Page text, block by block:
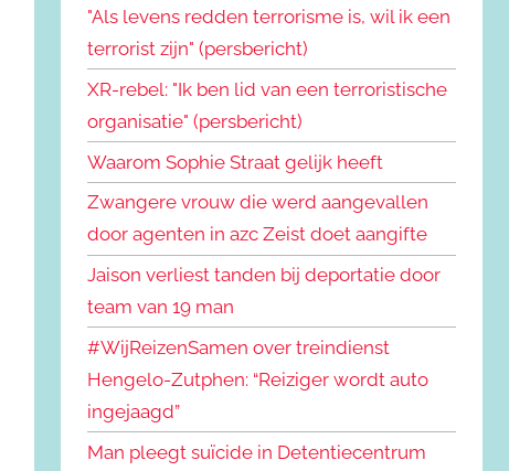
"Als levens redden terrorisme is, wil ik een
terrorist zijn" (persbericht)
XR-rebel: "Ik ben lid van een terroristische
organisatie" (persbericht)
Waarom Sophie Straat gelijk heeft
Zwangere vrouw die werd aangevallen
door agenten in azc Zeist doet aangifte
Jaison verliest tanden bij deportatie door
team van 19 man
#WijReizenSamen over treindienst
Hengelo-Zutphen: “Reiziger wordt auto
ingejaagd”
Man pleegt suïcide in Detentiecentrum